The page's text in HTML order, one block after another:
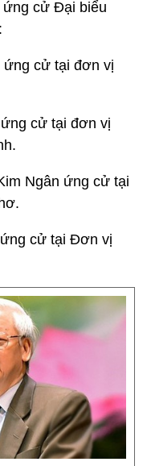
ứng cử Đại biểu
ứng cử tại đơn vị
cử tại đơn vị
Ngân ứng cử tại
cử tại Đơn vị